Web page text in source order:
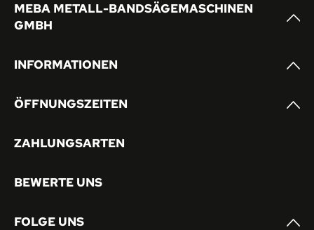
MEBA METALL-BANDSÄGEMASCHINEN
GMBH
INFORMATIONEN
ÖFFNUNGSZEITEN
ZAHLUNGSARTEN
BEWERTE UNS
FOLGE UNS